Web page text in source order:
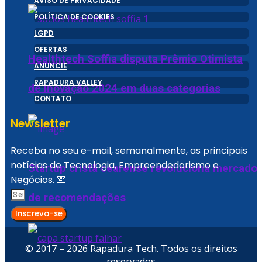
Healthtech Soffia disputa Prêmio Otimista
de Inovação 2024 em duas categorias
Startup cristã cearense revoluciona mercado
de recomendações
POLÍTICA DE COOKIES
LGPD
OFERTAS
ANUNCIE
RAPADURA VALLEY
CONTATO
Newsletter
Receba no seu e-mail, semanalmente, as principais
notícias de Tecnologia, Empreendedorismo e
Negócios. 💌
Inscreva-se
© 2017 – 2026 Rapadura Tech. Todos os direitos